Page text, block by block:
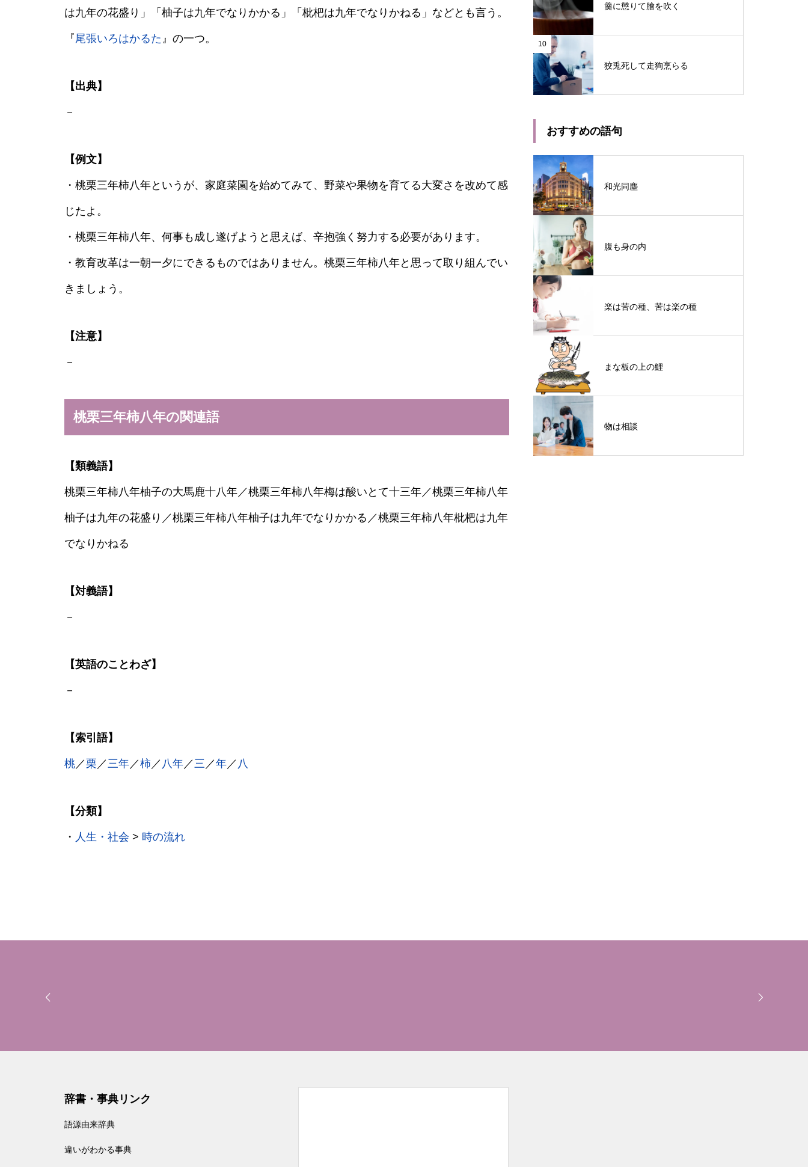
は九年の花盛り」「柚子は九年でなりかかる」「枇杷は九年でなりかねる」などとも言う。
『尾張いろはかるた 』の一つ。
【出典】
－
【例文】
・桃栗三年柿八年というが、家庭菜園を始めてみて、野菜や果物を育てる大変さを改めて感
じたよ。
・桃栗三年柿八年、何事も成し遂げようと思えば、辛抱強く努力する必要があります。
・教育改革は一朝一夕にできるものではありません。桃栗三年柿八年と思って取り組んでい
きましょう。
【注意】
－
桃栗三年柿八年の関連語
【類義語】
桃栗三年柿八年柚子の大馬鹿十八年／桃栗三年柿八年梅は酸いとて十三年／桃栗三年柿八年
柚子は九年の花盛り／桃栗三年柿八年柚子は九年でなりかかる／桃栗三年柿八年枇杷は九年
でなりかねる
【対義語】
－
【英語のことわざ】
－
【索引語】
桃／栗 ／三年／柿 ／ 八年／三 ／年／ 八
【分類】
・ 人生・社会 > 時の流れ
羹に懲りて膾を吹く
10
狡兎死して走狗烹らる
おすすめの語句
和光同塵
腹も身の内
楽は苦の種、苦は楽の種
まな板の上の鯉
物は相談
辞書・事典リンク
語源由来辞典
違いがわかる事典